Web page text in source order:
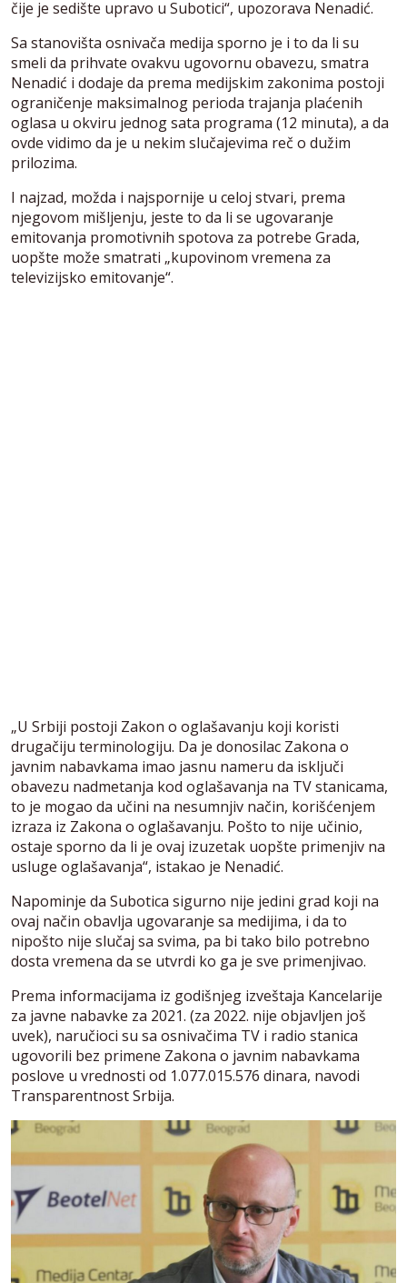
čije je sedište upravo u Subotici“, upozorava Nenadić.
Sa stanovišta osnivača medija sporno je i to da li su
smeli da prihvate ovakvu ugovornu obavezu, smatra
Nenadić i dodaje da prema medijskim zakonima postoji
ograničenje maksimalnog perioda trajanja plaćenih
oglasa u okviru jednog sata programa (12 minuta), a da
ovde vidimo da je u nekim slučajevima reč o dužim
prilozima.
I najzad, možda i najspornije u celoj stvari, prema
njegovom mišljenju, jeste to da li se ugovaranje
emitovanja promotivnih spotova za potrebe Grada,
uopšte može smatrati „kupovinom vremena za
televizijsko emitovanje“.
„U Srbiji postoji Zakon o oglašavanju koji koristi
drugačiju terminologiju. Da je donosilac Zakona o
javnim nabavkama imao jasnu nameru da isključi
obavezu nadmetanja kod oglašavanja na TV stanicama,
to je mogao da učini na nesumnjiv način, korišćenjem
izraza iz Zakona o oglašavanju. Pošto to nije učinio,
ostaje sporno da li je ovaj izuzetak uopšte primenjiv na
usluge oglašavanja“, istakao je Nenadić.
Napominje da Subotica sigurno nije jedini grad koji na
ovaj način obavlja ugovaranje sa medijima, i da to
nipošto nije slučaj sa svima, pa bi tako bilo potrebno
dosta vremena da se utvrdi ko ga je sve primenjivao.
Prema informacijama iz godišnjeg izveštaja Kancelarije
za javne nabavke za 2021. (za 2022. nije objavljen još
uvek), naručioci su sa osnivačima TV i radio stanica
ugovorili bez primene Zakona o javnim nabavkama
poslove u vrednosti od 1.077.015.576 dinara, navodi
Transparentnost Srbija.